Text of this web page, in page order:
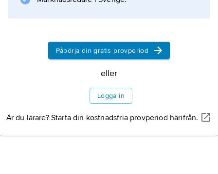
Påbörja din gratis provperiod
eller
Logga in
Är du lärare? Starta din kostnadsfria provperiod härifrån.